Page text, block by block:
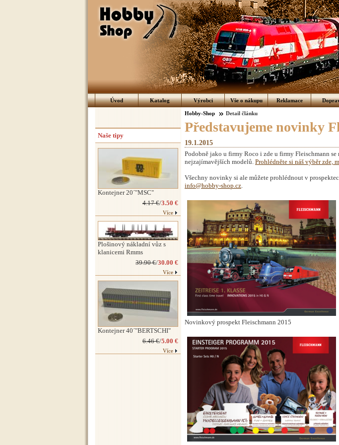
Úvod Katalog Výrobci Vše o nákupu Reklamace
Hobby-Shop Detail článku
Představujeme novinky
19.1.2015
Podobně jako u firmy Roco i zde u firmy Fleischmann
nejzajímavějších modelů. Prohlédněte si náš výběr zde,
Všechny novinky si ale můžete prohlédnout v
info@hobby-shop.cz.
Novinkový prospekt Fleischmann 2015
Naše tipy
Kontejner 20´"MSC"
4.17 €/3.50 €
Více
Plošinový nákladní vůz s
klanicemi Rmms
39.90 €/30.00 €
Více
Kontejner 40´"BERTSCHI"
6.46 €/5.00 €
Více